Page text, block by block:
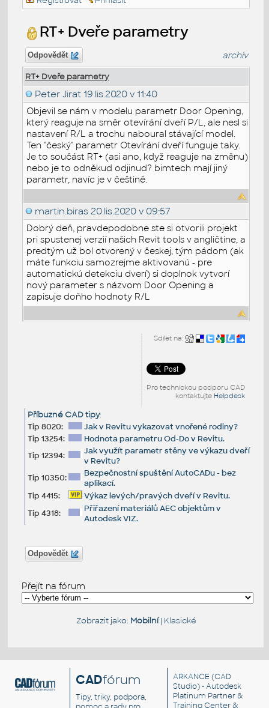
RT+ Dveře parametry
Odpovědět archiv
RT+ Dveře parametry
Peter Jirat 19.lis.2020 v 11:40
Objevil se nám v modelu parametr Door Opening,
který reaguje na směr otevírání dveří P/L, ale nesl si
nastavení R/L a trochu naboural stávající model.
Ten "český" parametr Otevírání dveří funguje taky.
Je to součást RT+ (asi ano, když reaguje na změnu)
nebo je to odněkud odjinud? bimtech mají jiný
parametr, navíc je v češtině.
martin.biras 20.lis.2020 v 09:57
Dobrý deň, pravdepodobne ste si otvorili projekt
pri spustenej verzií našich Revit tools v angličtine, a
predtým už bol otvorený v českej, tým pádom (ak
máte funkciu samozrejme aktivovanú - pre
automatickú detekciu dverí) si doplnok vytvorí
nový parameter s názvom Door Opening a
zapisuje doňho hodnoty R/L
Sdílet na:
Pro technickou podporu CAD
kontaktujte Helpdesk
Příbuzné CAD tipy:
Tip 8020:
Jak v Revitu vykazovat vnořené rodiny?
Tip 13254:
Hodnota parametru Od-Do v Revitu.
Tip 12394:
Jak využít parametr stěny ve výkazu dveří
v Revitu?
Tip 10350:
Bezpečnostní spuštění AutoCADu - bez
aplikací.
Tip 4415:
Výkaz levých/pravých dveří v Revitu.
Tip 4318:
Přiřazení materiálů AEC objektům v
Autodesk VIZ.
Odpovědět
Přejít na fórum
Zobrazit jako: Mobilní| Klasické
CADfórum
Tipy, triky, podpora,
ARKANCE (CAD
Studio) - Autodesk
Platinum Partner &
Training Center &